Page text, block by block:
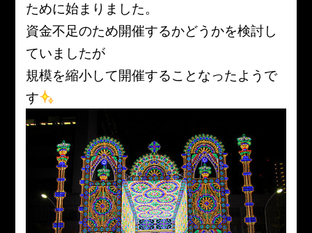
ために始まりました。
資金不足のため開催するかどうかを検討し
ていましたが
規模を縮小して開催することなったようで
す